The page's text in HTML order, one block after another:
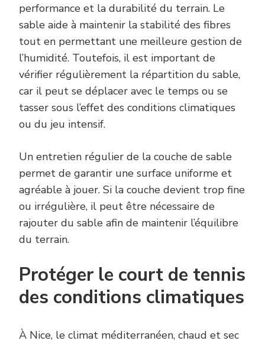
performance et la durabilité du terrain. Le
sable aide à maintenir la stabilité des fibres
tout en permettant une meilleure gestion de
l’humidité. Toutefois, il est important de
vérifier régulièrement la répartition du sable,
car il peut se déplacer avec le temps ou se
tasser sous l’effet des conditions climatiques
ou du jeu intensif.
Un entretien régulier de la couche de sable
permet de garantir une surface uniforme et
agréable à jouer. Si la couche devient trop fine
ou irrégulière, il peut être nécessaire de
rajouter du sable afin de maintenir l’équilibre
du terrain.
Protéger le court de tennis
des conditions climatiques
À Nice, le climat méditerranéen, chaud et sec